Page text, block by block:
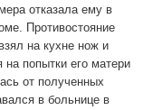
отказала ему в
Противостояние
на кухне нож и
попытки его матери
от полученных
в больнице в